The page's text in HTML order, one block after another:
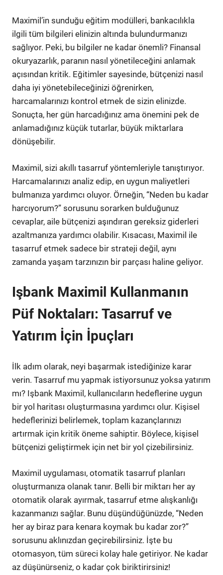
Maximil’in sunduğu eğitim modülleri, bankacılıkla
ilgili tüm bilgileri elinizin altında bulundurmanızı
sağlıyor. Peki, bu bilgiler ne kadar önemli? Finansal
okuryazarlık, paranın nasıl yönetileceğini anlamak
açısından kritik. Eğitimler sayesinde, bütçenizi nasıl
daha iyi yönetebileceğinizi öğrenirken,
harcamalarınızı kontrol etmek de sizin elinizde.
Sonuçta, her gün harcadığınız ama önemini pek de
anlamadığınız küçük tutarlar, büyük miktarlara
dönüşebilir.
Maximil, sizi akıllı tasarruf yöntemleriyle tanıştırıyor.
Harcamalarınızı analiz edip, en uygun maliyetleri
bulmanıza yardımcı oluyor. Örneğin, “Neden bu kadar
harcıyorum?” sorusunu sorarken bulduğunuz
cevaplar, aile bütçenizi aşındıran gereksiz giderleri
azaltmanıza yardımcı olabilir. Kısacası, Maximil ile
tasarruf etmek sadece bir strateji değil, aynı
zamanda yaşam tarzınızın bir parçası haline geliyor.
Işbank Maximil Kullanmanın
Püf Noktaları: Tasarruf ve
Yatırım İçin İpuçları
İlk adım olarak, neyi başarmak istediğinize karar
verin. Tasarruf mu yapmak istiyorsunuz yoksa yatırım
mı? Işbank Maximil, kullanıcıların hedeflerine uygun
bir yol haritası oluşturmasına yardımcı olur. Kişisel
hedeflerinizi belirlemek, toplam kazançlarınızı
artırmak için kritik öneme sahiptir. Böylece, kişisel
bütçenizi geliştirmek için net bir yol çizebilirsiniz.
Maximil uygulaması, otomatik tasarruf planları
oluşturmanıza olanak tanır. Belli bir miktarı her ay
otomatik olarak ayırmak, tasarruf etme alışkanlığı
kazanmanızı sağlar. Bunu düşündüğünüzde, “Neden
her ay biraz para kenara koymak bu kadar zor?”
sorusunu aklınızdan geçirebilirsiniz. İşte bu
otomasyon, tüm süreci kolay hale getiriyor. Ne kadar
az düşünürseniz, o kadar çok biriktirirsiniz!